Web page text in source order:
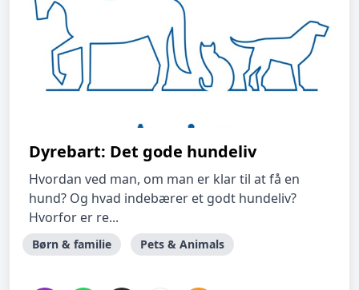
Dyrebart: Det gode hundeliv
Hvordan ved man, om man er klar til at få en
hund? Og hvad indebærer et godt hundeliv?
Hvorfor er re...
Børn & familie Pets & Animals